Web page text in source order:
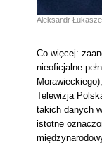
Aleksandr
Co więcej:
nieoficjalne
Telewizja
takich danych
istotne